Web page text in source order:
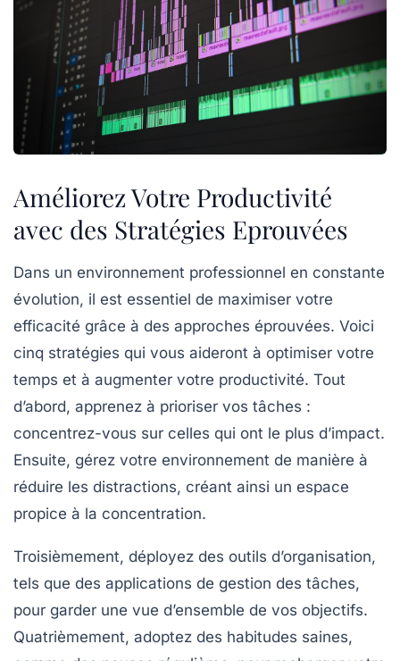
Améliorez Votre Productivité
avec des Stratégies Eprouvées
Dans un environnement professionnel en constante
évolution, il est essentiel de maximiser votre
efficacité grâce à des approches éprouvées. Voici
cinq stratégies qui vous aideront à optimiser votre
temps et à augmenter votre productivité. Tout
d’abord, apprenez à prioriser vos tâches :
concentrez-vous sur celles qui ont le plus d’impact.
Ensuite, gérez votre environnement de manière à
réduire les distractions, créant ainsi un espace
propice à la concentration.
Troisièmement, déployez des outils d’organisation,
tels que des applications de gestion des tâches,
pour garder une vue d’ensemble de vos objectifs.
Quatrièmement, adoptez des habitudes saines,